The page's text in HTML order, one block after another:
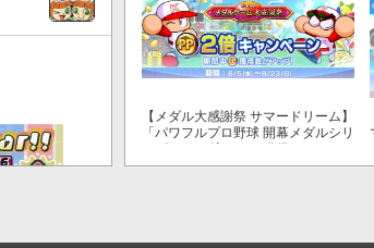
【メダル大感謝祭 サマードリーム】
「パワフルプロ野球 開幕メダルシリ
が2倍！